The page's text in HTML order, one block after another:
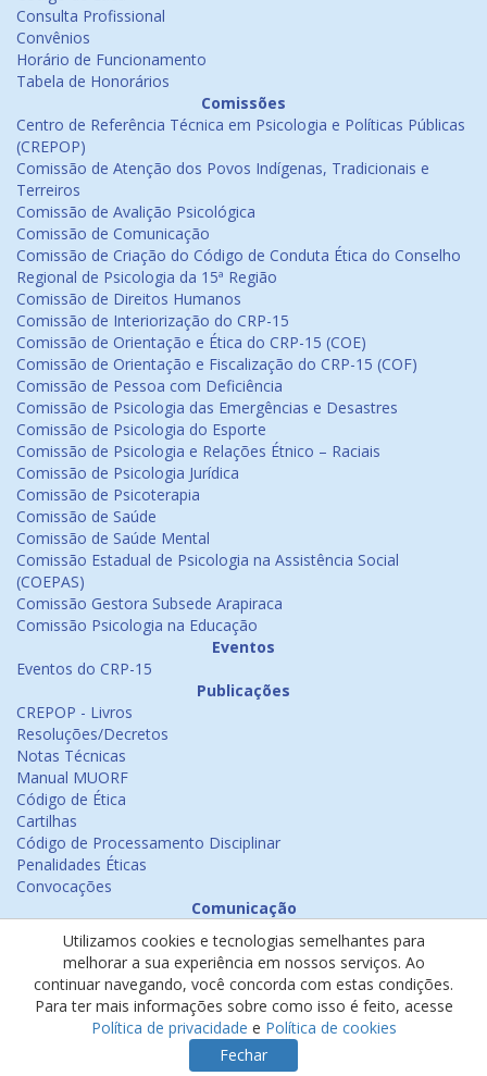
Consulta Profissional
Convênios
Horário de Funcionamento
Tabela de Honorários
Comissões
Centro de Referência Técnica em Psicologia e Políticas Públicas
(CREPOP)
Comissão de Atenção dos Povos Indígenas, Tradicionais e
Terreiros
Comissão de Avalição Psicológica
Comissão de Comunicação
Comissão de Criação do Código de Conduta Ética do Conselho
Regional de Psicologia da 15ª Região
Comissão de Direitos Humanos
Comissão de Interiorização do CRP-15
Comissão de Orientação e Ética do CRP-15 (COE)
Comissão de Orientação e Fiscalização do CRP-15 (COF)
Comissão de Pessoa com Deficiência
Comissão de Psicologia das Emergências e Desastres
Comissão de Psicologia do Esporte
Comissão de Psicologia e Relações Étnico – Raciais
Comissão de Psicologia Jurídica
Comissão de Psicoterapia
Comissão de Saúde
Comissão de Saúde Mental
Comissão Estadual de Psicologia na Assistência Social
(COEPAS)
Comissão Gestora Subsede Arapiraca
Comissão Psicologia na Educação
Eventos
Eventos do CRP-15
Publicações
CREPOP - Livros
Resoluções/Decretos
Notas Técnicas
Manual MUORF
Código de Ética
Cartilhas
Código de Processamento Disciplinar
Penalidades Éticas
Convocações
Comunicação
Emissão de Certificados
Psicologia na Mídia
Ouvidoria
Política de cookies
Política de privacidade
Utilizamos cookies e tecnologias semelhantes para
melhorar a sua experiência em nossos serviços. Ao
continuar navegando, você concorda com estas condições.
Para ter mais informações sobre como isso é feito, acesse
Política de privacidade e Política de cookies
Fechar